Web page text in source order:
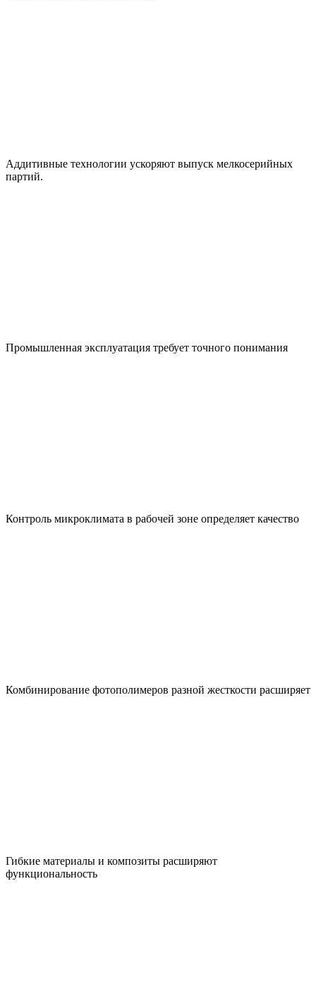
Аддитивные технологии ускоряют выпуск мелкосерийных
партий.
Промышленная эксплуатация требует точного понимания
Контроль микроклимата в рабочей зоне определяет качество
Комбинирование фотополимеров разной жесткости расширяет
Гибкие материалы и композиты расширяют
функциональность